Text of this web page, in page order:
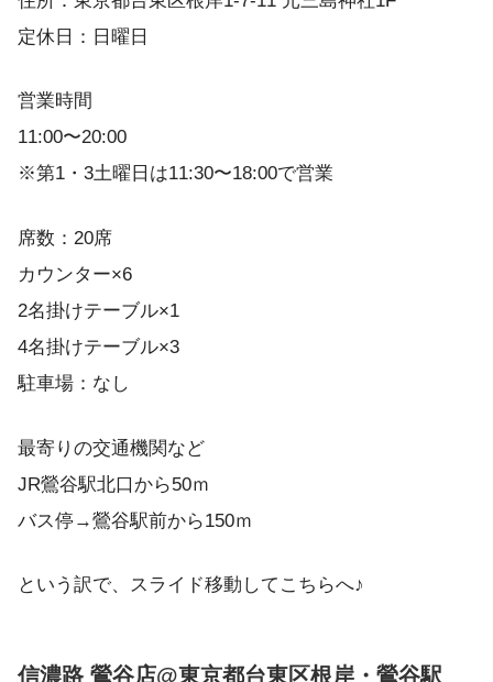
定休日：日曜日
営業時間
11:00〜20:00
※第1・3土曜日は11:30〜18:00で営業
席数：20席
カウンター×6
2名掛けテーブル×1
4名掛けテーブル×3
駐車場：なし
最寄りの交通機関など
JR鶯谷駅北口から50ｍ
バス停→鶯谷駅前から150ｍ
という訳で、スライド移動してこちらへ♪
信濃路 鶯谷店@東京都台東区根岸・鶯谷駅